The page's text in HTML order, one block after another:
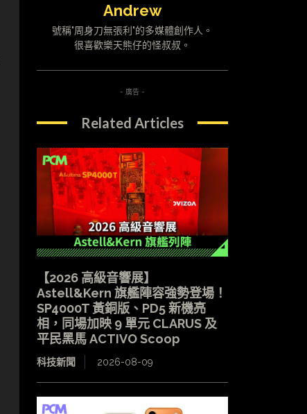
Andrew
號稱"周身刀無張利"的多媒體創作人。
很喜歡樂天熊仔的怪叔叔。
- 廣告 -
Related Articles
【2026 高級音響展】
Astell&Kern 旗艦陣容強勢登場！
SP4000T 黃銅版、PD5 新機亮
相，同場加映 9 單元 CLARUS 及
平民黑馬 ACTIVO Scoop
科技新聞 2026-08-09